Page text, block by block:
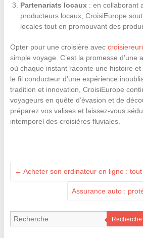
Partenariats locaux: en collaborant
producteurs locaux, CroisiEurope
locales tout en promouvant des
Opter pour une croisière avec
simple voyage. C’est la promesse d’une
où chaque instant raconte une histoire
le fil conducteur d’une expérience
tradition et innovation, CroisiEurope
voyageurs en quête d’évasion et de
préparez vos valises et laissez-vous
intemporel des croisières fluviales.
← Acheter son ordinateur en ligne : tout
Assurance auto :
Recherche